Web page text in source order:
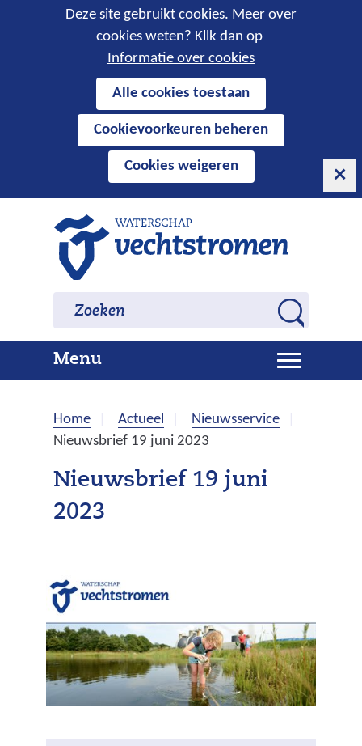
Cookies
toestaan?
Deze site gebruikt cookies. Meer over
cookies weten? Kllk dan op
Informatie over cookies
cookies
deze
website
worden
toegestaan
geweigerd.
Alle cookies toestaan
Cookievoorkeuren beheren
Cookies weigeren
naar
o
e
k
e
n
Zoeken Zoeken
MenuU
i
l
p
e
Home Actueel
Nieuwsservice
Nieuwsbrief 19 juni 2023
Nieuwsbrief 19 juni
2023